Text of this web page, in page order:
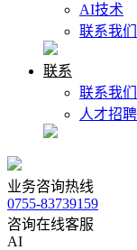
AI技术
联系我们
联系
联系我们
人才招聘
业务咨询热线
0755-83739159
咨询在线客服
AI